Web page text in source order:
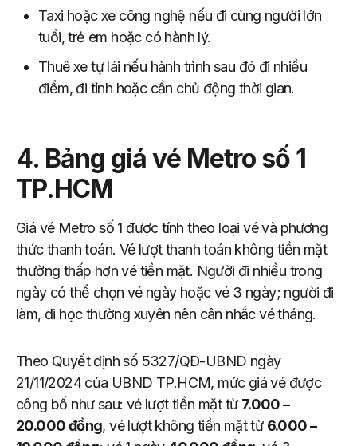
Taxi hoặc xe công nghệ nếu đi cùng người lớn
tuổi, trẻ em hoặc có hành lý.
Thuê xe tự lái nếu hành trình sau đó đi nhiều
điểm, đi tỉnh hoặc cần chủ động thời gian.
4. Bảng giá vé Metro số 1
TP.HCM
Giá vé Metro số 1 được tính theo loại vé và phương
thức thanh toán. Vé lượt thanh toán không tiền mặt
thường thấp hơn vé tiền mặt. Người đi nhiều trong
ngày có thể chọn vé ngày hoặc vé 3 ngày; người đi
làm, đi học thường xuyên nên cân nhắc vé tháng.
Theo Quyết định số 5327/QĐ-UBND ngày
21/11/2024 của UBND TP.HCM, mức giá vé được
công bố như sau: vé lượt tiền mặt từ 7.000 –
20.000 đồng, vé lượt không tiền mặt từ 6.000 –